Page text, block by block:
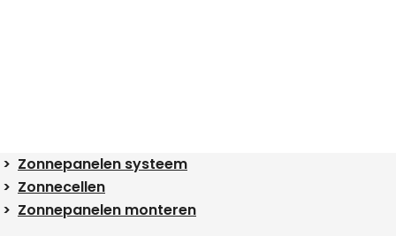
Zonnepanelen systeem
Zonnecellen
Zonnepanelen monteren